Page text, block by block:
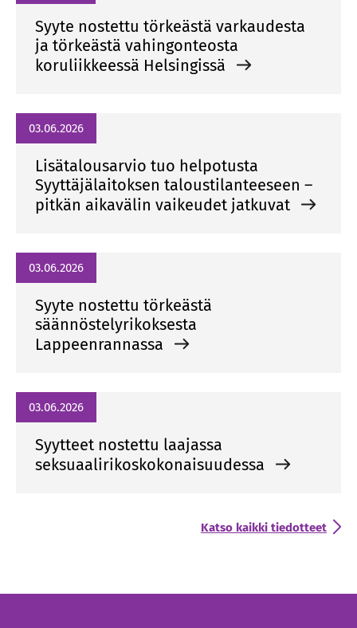
Syyte nostettu törkeästä varkaudesta
ja törkeästä vahingonteosta
koruliikkeessä Helsingissä
03.06.2026
Lisätalousarvio tuo helpotusta
Syyttäjälaitoksen taloustilanteeseen –
pitkän aikavälin vaikeudet jatkuvat
03.06.2026
Syyte nostettu törkeästä
säännöstelyrikoksesta
Lappeenrannassa
03.06.2026
Syytteet nostettu laajassa
seksuaalirikoskokonaisuudessa
Katso kaikki tiedotteet